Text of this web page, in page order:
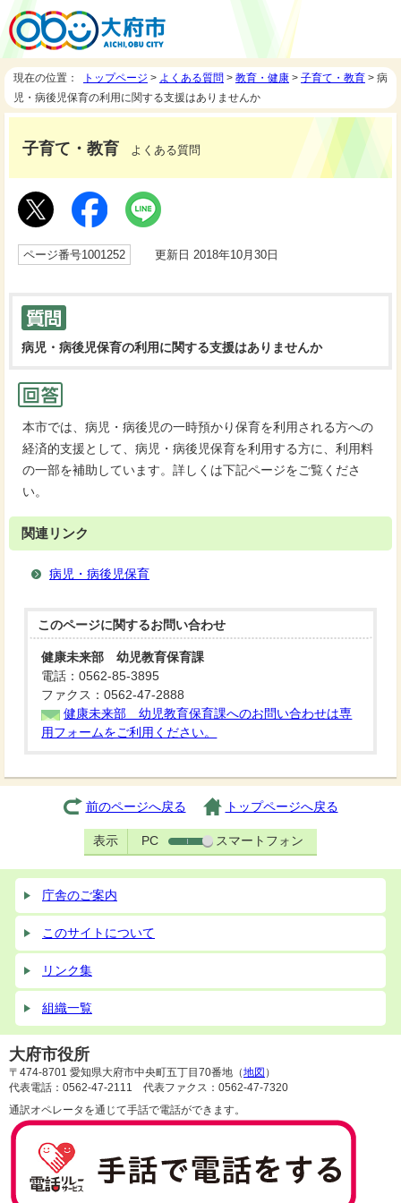
現在の位置： トップページ > よくある質問 > 教育・健康 > 子育て・教育 > 病
児・病後児保育の利用に関する支援はありませんか
子育て・教育 よくある質問
ページ番号1001252 更新日 2018年10月30日
病児・病後児保育の利用に関する支援はありませんか
本市では、病児・病後児の一時預かり保育を利用される方への
経済的支援として、病児・病後児保育を利用する方に、利用料
の一部を補助しています。詳しくは下記ページをご覧くださ
い。
関連リンク
病児・病後児保育
このページに関するお問い合わせ
健康未来部 幼児教育保育課
電話：0562-85-3895
ファクス：0562-47-2888
健康未来部 幼児教育保育課へのお問い合わせは専
用フォームをご利用ください。
前のページへ戻る トップページへ戻る
表示 PC スマートフォン
庁舎のご案内
このサイトについて
リンク集
組織一覧
大府市役所
〒474-8701 愛知県大府市中央町五丁目70番地（地図 ）
代表電話：0562-47-2111 代表ファクス：0562-47-7320
通訳オペレータを通じて手話で電話ができます。